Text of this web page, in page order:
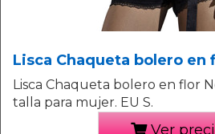
Lisca Chaqueta bolero en
Lisca Chaqueta bolero en flor
talla para mujer. EU S.
Ver